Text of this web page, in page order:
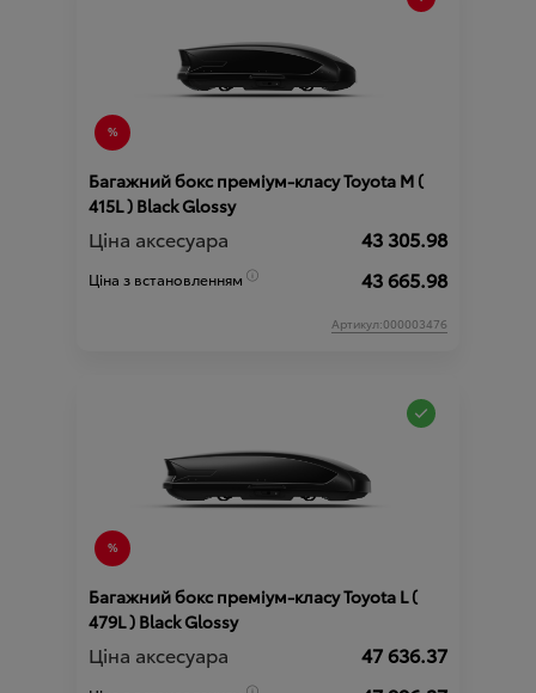
Багажний бокс преміум-класу Toyota М (
415L ) Black Glossy
Ціна аксесуара 43 305.98
Ціна з встановленням 43 665.98
Артикул:000003476
Багажний бокс преміум-класу Toyota L (
479L ) Black Glossy
Ціна аксесуара 47 636.37